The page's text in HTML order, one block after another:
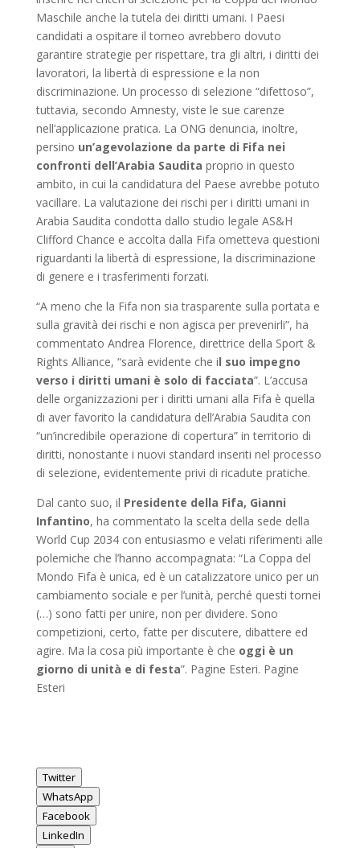
Maschile anche la tutela dei diritti umani. I Paesi
candidati a ospitare il torneo avrebbero dovuto
garantire strategie per rispettare, tra gli altri, i diritti dei
lavoratori, la libertà di espressione e la non
discriminazione. Un processo di selezione “difettoso”,
tuttavia, secondo Amnesty, viste le sue carenze
nell’applicazione pratica. La ONG denuncia, inoltre,
persino un’agevolazione da parte di Fifa nei
confronti dell’Arabia Saudita proprio in questo
ambito, in cui la candidatura del Paese avrebbe potuto
vacillare. La valutazione dei rischi per i diritti umani in
Arabia Saudita condotta dallo studio legale AS&H
Clifford Chance e accolta dalla Fifa ometteva questioni
riguardanti la libertà di espressione, la discriminazione
di genere e i trasferimenti forzati.
“A meno che la Fifa non sia trasparente sulla portata e
sulla gravità dei rischi e non agisca per prevenirli”, ha
commentato Andrea Florence, direttrice della Sport &
Rights Alliance, “sarà evidente che il suo impegno
verso i diritti umani è solo di facciata”. L’accusa
delle organizzazioni per i diritti umani alla Fifa è quella
di aver favorito la candidatura dell’Arabia Saudita con
“un’incredibile operazione di copertura” in territorio di
diritti, nonostante i nuovi standard inseriti nel processo
di selezione, evidentemente privi di ricadute pratiche.
Dal canto suo, il Presidente della Fifa, Gianni
Infantino, ha commentato la scelta della sede della
World Cup 2034 con entusiasmo e velati riferimenti alle
polemiche che l’hanno accompagnata: “La Coppa del
Mondo Fifa è unica, ed è un catalizzatore unico per un
cambiamento sociale e per l’unità, perché questi tornei
(…) sono fatti per unire, non per dividere. Sono
competizioni, certo, fatte per discutere, dibattere ed
agire. Ma la cosa più importante è che oggi è un
giorno di unità e di festa”. Pagine Esteri. Pagine
Esteri
Twitter
WhatsApp
Facebook
LinkedIn